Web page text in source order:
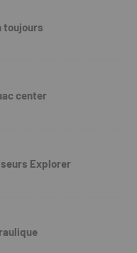
toujours
center
Explorer